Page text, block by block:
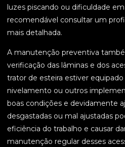
luzes piscando ou dificuldade
recomendável consultar um
mais detalhada.
A manutenção preventiva
verificação das lâminas e dos
trator de esteira estiver
nivelamento ou outros
boas condições e devidamente
desgastadas ou mal ajustadas
eficiência do trabalho e causar
manutenção regular desses